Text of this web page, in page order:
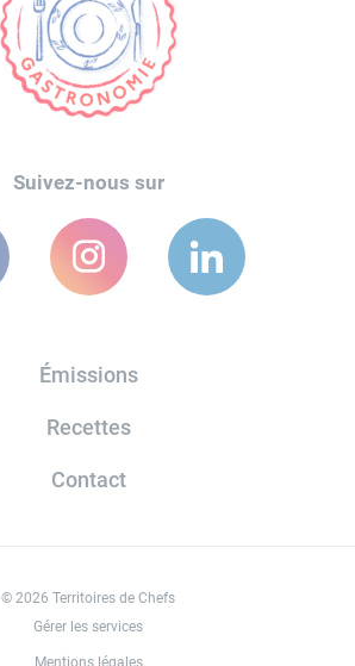
Suivez-nous sur
Émissions
Recettes
Contact
© 2026 Territoires de Chefs
Gérer les services